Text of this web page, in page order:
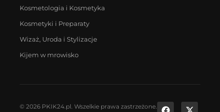
Kosmetologia i Kosmetyka
Kosmetyki i Preparaty
Wizaż, Uroda i Stylizacje
Kijem w mrowisko
© 2026 PKIK24.pl. Wszelkie prawa zastrzeżone.